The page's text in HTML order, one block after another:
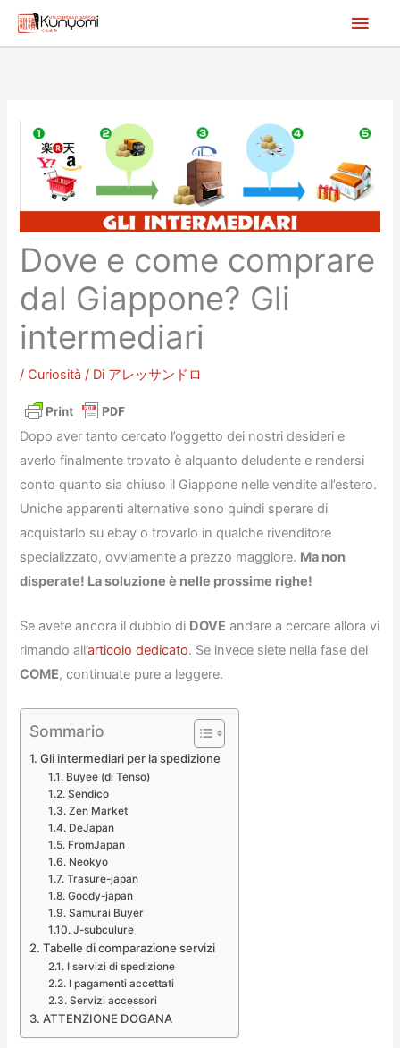
Dove e come comprare
dal Giappone? Gli
intermediari
/ Curiosità / Di アレッサンドロ
Dopo aver tanto cercato l’oggetto dei nostri desideri e
averlo finalmente trovato è alquanto deludente e rendersi
conto quanto sia chiuso il Giappone nelle vendite all’estero.
Uniche apparenti alternative sono quindi sperare di
acquistarlo su ebay o trovarlo in qualche rivenditore
specializzato, ovviamente a prezzo maggiore. Ma non
disperate! La soluzione è nelle prossime righe!
Se avete ancora il dubbio di DOVE andare a cercare allora vi
rimando all’articolo dedicato. Se invece siete nella fase del
COME, continuate pure a leggere.
Sommario
Gli intermediari per la spedizione
Buyee (di Tenso)
Sendico
Zen Market
DeJapan
FromJapan
Neokyo
Trasure-japan
Goody-japan
Samurai Buyer
J-subculure
Tabelle di comparazione servizi
I servizi di spedizione
I pagamenti accettati
Servizi accessori
ATTENZIONE DOGANA